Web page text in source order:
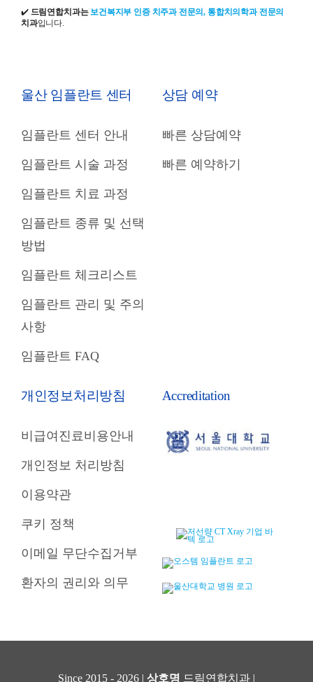
✔️ 드림연합치과는 보건복지부 인증 치주과 전문의, 통합치의학과 전문의
치과입니다.
울산 임플란트 센터
임플란트 센터 안내
임플란트 시술 과정
임플란트 치료 과정
임플란트 종류 및 선택
방법
임플란트 체크리스트
임플란트 관리 및 주의
사항
임플란트 FAQ
상담 예약
빠른 상담예약
빠른 예약하기
개인정보처리방침
비급여진료비용안내
개인정보 처리방침
이용약관
쿠키 정책
이메일 무단수집거부
환자의 권리와 의무
Accreditation
Since 2015 - 2026 | 상호명 드림연합치과 |